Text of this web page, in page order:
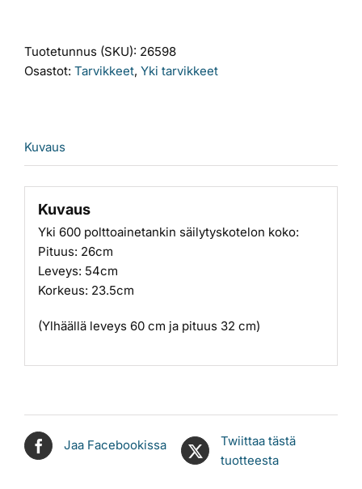
määrä
Tuotetunnus (SKU): 26598
Osastot: Tarvikkeet, Yki tarvikkeet
Kuvaus
Kuvaus
Yki 600 polttoainetankin säilytyskotelon koko:
Pituus: 26cm
Leveys: 54cm
Korkeus: 23.5cm
(Ylhäällä leveys 60 cm ja pituus 32 cm)
Jaa Facebookissa
Twiittaa tästä
tuotteesta